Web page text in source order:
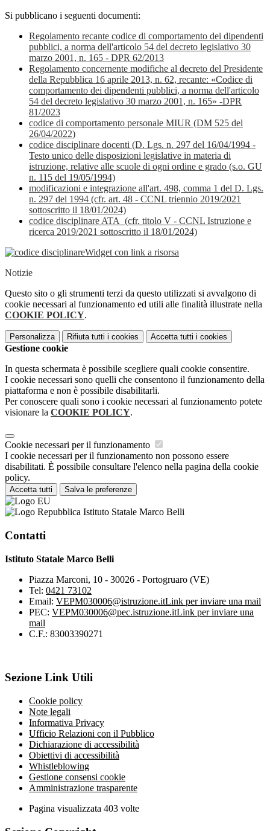
Si pubblicano i seguenti documenti:
Regolamento recante codice di comportamento dei dipendenti
pubblici, a norma dell'articolo 54 del decreto legislativo 30
marzo 2001, n. 165 - DPR 62/2013
Regolamento concernente modifiche al decreto del Presidente
della Repubblica 16 aprile 2013, n. 62, recante: «Codice di
comportamento dei dipendenti pubblici, a norma dell'articolo
54 del decreto legislativo 30 marzo 2001, n. 165» -DPR
81/2023
codice di comportamento personale MIUR (DM 525 del
26/04/2022)
codice disciplinare docenti (D. Lgs. n. 297 del 16/04/1994 -
Testo unico delle disposizioni legislative in materia di
istruzione, relative alle scuole di ogni ordine e grado (s.o. GU
n. 115 del 19/05/1994)
modificazioni e integrazione all'art. 498, comma 1 del D. Lgs.
n. 297 del 1994 (cfr. art. 48 - CCNL triennio 2019/2021
sottoscritto il 18/01/2024)
codice disciplinare ATA (cfr. titolo V - CCNL Istruzione e
ricerca 2019/2021 sottoscritto il 18/01/2024)
Widget con link a risorsa
Notizie
Questo sito o gli strumenti terzi da questo utilizzati si avvalgono di
cookie necessari al funzionamento ed utili alle finalità illustrate nella
COOKIE POLICY.
Personalizza Rifiuta tutti i cookies Accetta tutti i cookies
Gestione cookie
In questa schermata è possibile scegliere quali cookie consentire.
I cookie necessari sono quelli che consentono il funzionamento della
piattaforma e non è possibile disabilitarli.
Per conoscere quali sono i cookie necessari al funzionamento potete
visionare la COOKIE POLICY.
Cookie necessari per il funzionamento
I cookie necessari per il funzionamento non possono essere
disabilitati. È possibile consultare l'elenco nella pagina della cookie
policy.
Accetta tutti Salva le preferenze
Istituto Statale Marco Belli
Contatti
Istituto Statale Marco Belli
Piazza Marconi, 10 - 30026 - Portogruaro (VE)
Tel: 0421 73102
Email: VEPM030006@istruzione.itLink per inviare una mail
PEC: VEPM030006@pec.istruzione.itLink per inviare una
mail
C.F.: 83003390271
Sezione Link Utili
Cookie policy
Note legali
Informativa Privacy
Ufficio Relazioni con il Pubblico
Dichiarazione di accessibilità
Obiettivi di accessibilità
Whistleblowing
Gestione consensi cookie
Amministrazione trasparente
Pagina visualizzata 403 volte